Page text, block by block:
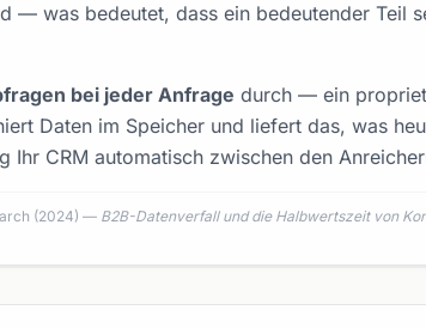
— was bedeutet, dass ein bedeutender Teil
bei jeder Anfrage durch — ein
Daten im Speicher und liefert das, was
Ihr CRM automatisch zwischen den
(2024) — B2B-Datenverfall und die Halbwertszeit von